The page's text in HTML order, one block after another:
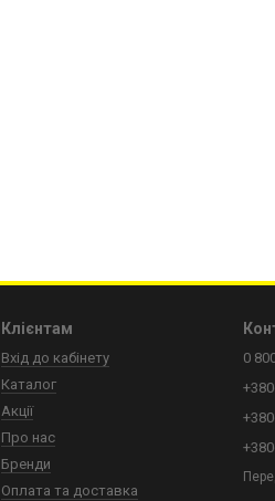
Клієнтам
Вхід до кабінету
Каталог
Акції
Про нас
Бренди
Оплата та доставка
0